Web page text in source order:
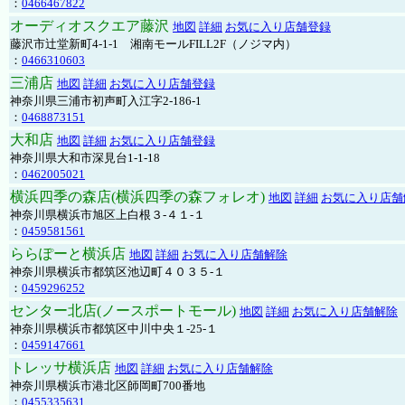
： 0466467822
オーディオスクエア藤沢 地図 詳細 お気に入り店舗登録
藤沢市辻堂新町4-1-1 湘南モールFILL2F（ノジマ内）
： 0466310603
三浦店 地図 詳細 お気に入り店舗登録
神奈川県三浦市初声町入江字2-186-1
： 0468873151
大和店 地図 詳細 お気に入り店舗登録
神奈川県大和市深見台1-1-18
： 0462005021
横浜四季の森店(横浜四季の森フォレオ) 地図 詳細 お気に入り店
神奈川県横浜市旭区上白根３-４１-１
： 0459581561
ららぽーと横浜店 地図 詳細 お気に入り店舗解除
神奈川県横浜市都筑区池辺町４０３５-１
： 0459296252
センター北店(ノースポートモール) 地図 詳細 お気に入り店舗解除
神奈川県横浜市都筑区中川中央１-25-１
： 0459147661
トレッサ横浜店 地図 詳細 お気に入り店舗解除
神奈川県横浜市港北区師岡町700番地
： 0455335631